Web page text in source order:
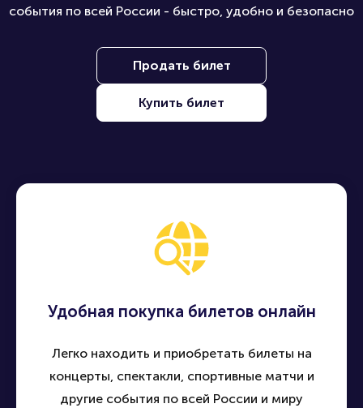
события по всей России - быстро, удобно и безопасно
Продать билет
Купить билет
Удобная покупка билетов онлайн
Легко находить и приобретать билеты на
концерты, спектакли, спортивные матчи и
другие события по всей России и миру